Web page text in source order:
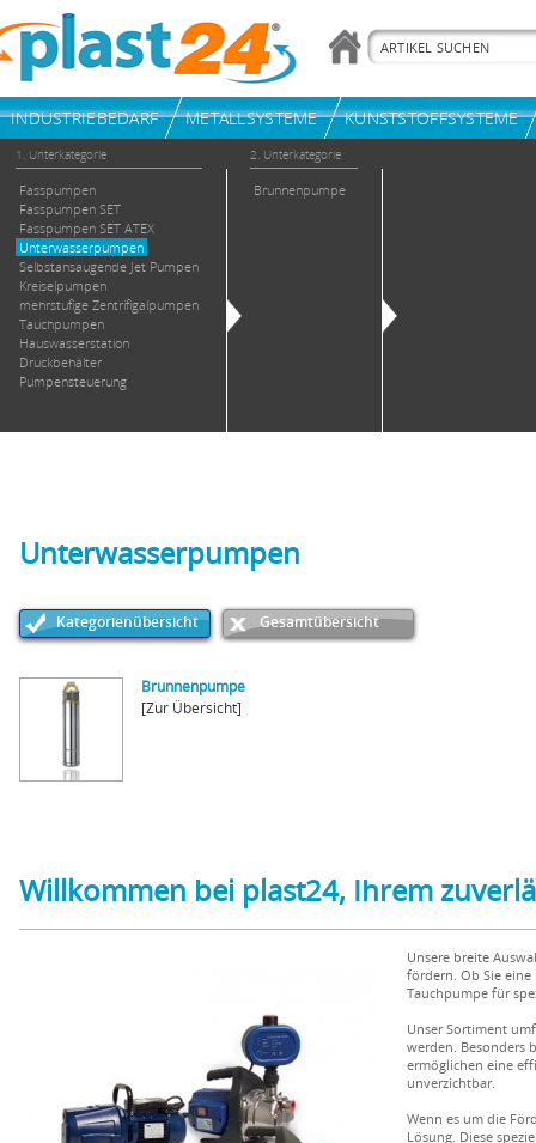
Unterwasserpumpen
Kategorienübersicht Gesamtübersicht
Brunnenpumpe
[Zur Übersicht]
Willkommen bei plast24, Ihrem
Unsere breite
fördern. Ob Sie
Tauchpumpe für
Unser Sortiment
werden. Besonders
ermöglichen eine
unverzichtbar.
Wenn es um die
Lösung. Diese